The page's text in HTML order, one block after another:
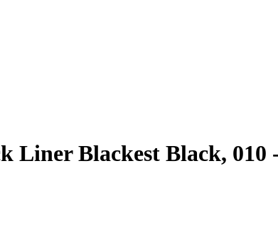
Liner Blackest Black, 010